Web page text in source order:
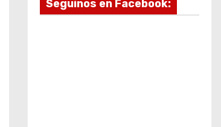
Seguinos en Facebook: